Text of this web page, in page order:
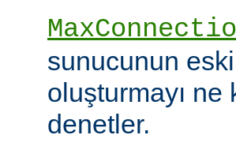
sunucunun
oluşturmayı ne
denetler.